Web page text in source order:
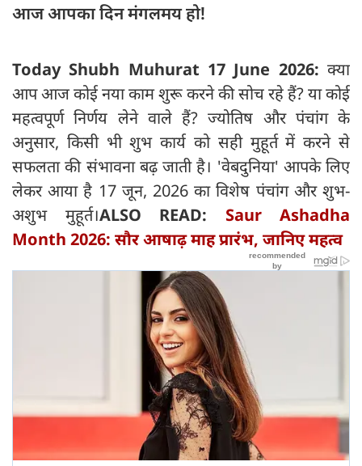
आज आपका दिन मंगलमय हो!
Today Shubh Muhurat 17 June 2026: क्या
आप आज कोई नया काम शुरू करने की सोच रहे हैं? या कोई
महत्वपूर्ण निर्णय लेने वाले हैं? ज्योतिष और पंचांग के
अनुसार, किसी भी शुभ कार्य को सही मुहूर्त में करने से
सफलता की संभावना बढ़ जाती है। 'वेबदुनिया' आपके लिए
लेकर आया है 17 जून, 2026 का विशेष पंचांग और शुभ-
अशुभ मुहूर्त।ALSO READ: Saur Ashadha
Month 2026: सौर आषाढ़ माह प्रारंभ, जानिए महत्व